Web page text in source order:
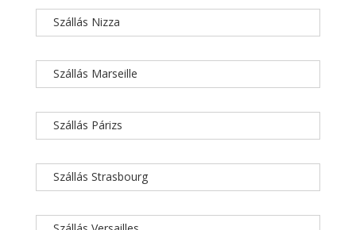
Szállás Nizza
Szállás Marseille
Szállás Párizs
Szállás Strasbourg